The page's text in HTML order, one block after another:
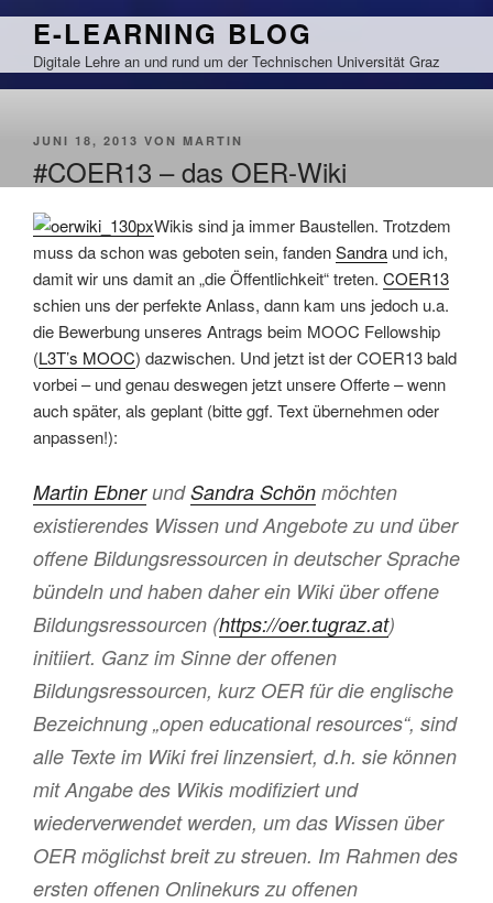
Zum
springen
E-LEARNING BLOG
Digitale Lehre an und rund um der Technischen Universität Graz
VERÖFFENTLICHT
JUNI 18, 2013 VON MARTIN
#COER13 – das OER-Wiki
Wikis sind ja immer Baustellen. Trotzdem
muss da schon was geboten sein, fandenSandra und ich,
damit wir uns damit an „die Öffentlichkeit“ treten. COER13
schien uns der perfekte Anlass, dann kam uns jedoch u.a.
die Bewerbung unseres Antrags beim MOOC Fellowship
(L3T’s MOOC) dazwischen. Und jetzt ist der COER13 bald
vorbei – und genau deswegen jetzt unsere Offerte – wenn
auch später, als geplant (bitte ggf. Text übernehmen oder
anpassen!):
Martin EbnerundSandra Schön möchten
existierendes Wissen und Angebote zu und über
offene Bildungsressourcen in deutscher Sprache
bündeln und haben daher ein Wiki über offene
Bildungsressourcen (https://oer.tugraz.at)
initiiert. Ganz im Sinne der offenen
Bildungsressourcen, kurz OER für die englische
Bezeichnung „open educational resources“, sind
alle Texte im Wiki frei linzensiert, d.h. sie können
mit Angabe des Wikis modifiziert und
wiederverwendet werden, um das Wissen über
OER möglichst breit zu streuen. Im Rahmen des
ersten offenen Onlinekurs zu offenen